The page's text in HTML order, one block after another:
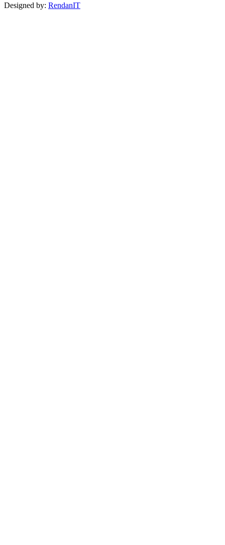
Designed by: RendanIT